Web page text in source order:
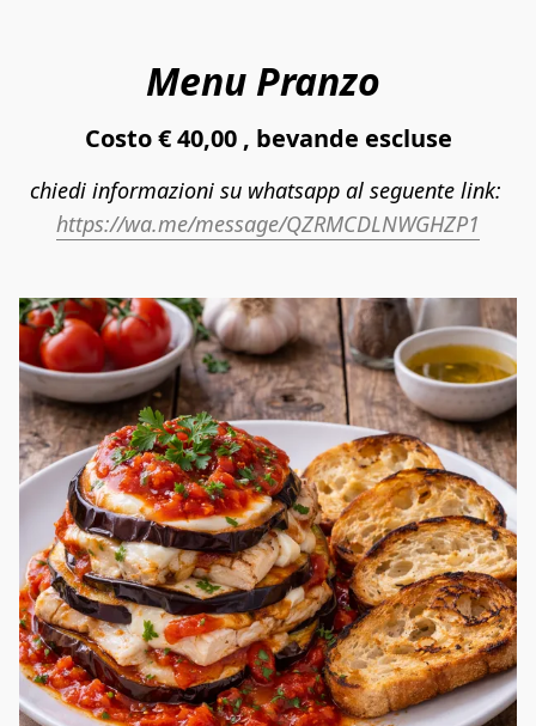
Menu Pranzo
chiedi informazioni su whatsapp al seguente link:
https://wa.me/message/QZRMCDLNWGHZP1
Costo € 40,00 , bevande escluse